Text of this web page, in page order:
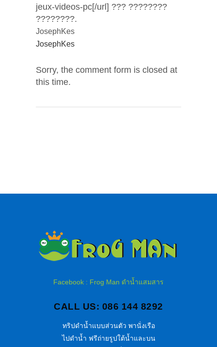
jeux-videos-pc[/url] ??? ????????
????????.
JosephKes
JosephKes
Sorry, the comment form is closed at
this time.
Facebook : Frog Man ดำน้ำแสมสาร
CALL US: 086 144 8292
ทริปดำน้ำแบบส่วนตัว พานั่งเรือ
ไปดำน้ำ ฟรีถ่ายรูปใต้น้ำและบน